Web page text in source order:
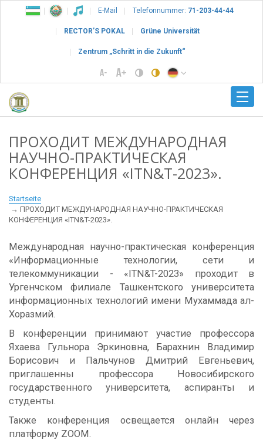
E-Mail Telefonnummer: 71-203-44-44
RECTOR’S POKAL Grüne Universität
Zentrum „Schritt in die Zukunft“
ПРОХОДИТ МЕЖДУНАРОДНАЯ
НАУЧНО-ПРАКТИЧЕСКАЯ
КОНФЕРЕНЦИЯ «ITN&T-2023».
Startseite
ПРОХОДИТ МЕЖДУНАРОДНАЯ НАУЧНО-ПРАКТИЧЕСКАЯ
КОНФЕРЕНЦИЯ «ITN&T-2023».
Международная научно-практическая конференция
«Информационные технологии, сети и
телекоммуникации - «ITN&T-2023» проходит в
Ургенчском филиале Ташкентского университета
информационных технологий имени Мухаммада ал-
Хоразмий.
В конференции принимают участие профессора
Яхаева Гульнора Эркиновна, Барахнин Владимир
Борисович и Пальчунов Дмитрий Евгеньевич,
приглашенны профессора Новосибирского
государственного университета, аспиранты и
студенты.
Также конференция освещается онлайн через
платформу ZOOM.